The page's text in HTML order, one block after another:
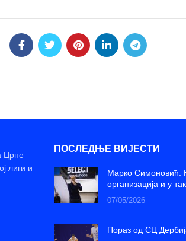
Црне
лиги и
ПОСЛЕДЊЕ ВИЈЕСТИ
Марко Симоновић:
организација и у
07/05/2026
Пораз од СЦ